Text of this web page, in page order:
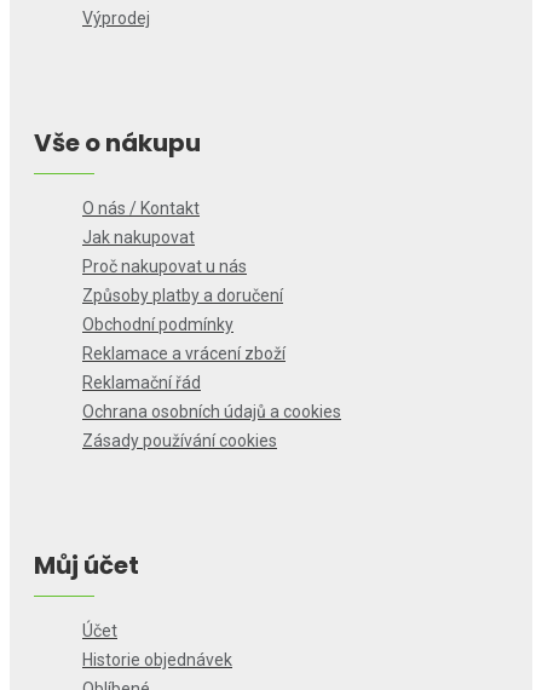
Výprodej
Vše o nákupu
O nás / Kontakt
Jak nakupovat
Proč nakupovat u nás
Způsoby platby a doručení
Obchodní podmínky
Reklamace a vrácení zboží
Reklamační řád
Ochrana osobních údajů a cookies
Zásady používání cookies
Můj účet
Účet
Historie objednávek